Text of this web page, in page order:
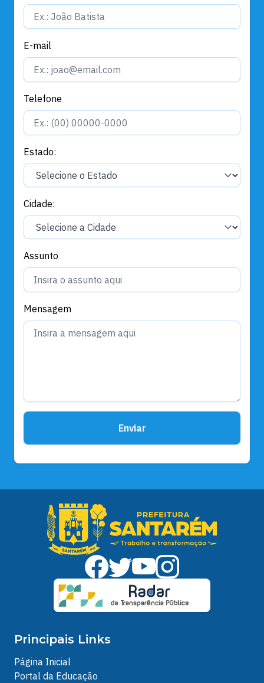
E-mail
Telefone
Estado:
Cidade:
Assunto
Mensagem
Enviar
Principais Links
Página Inicial
Portal da Educação